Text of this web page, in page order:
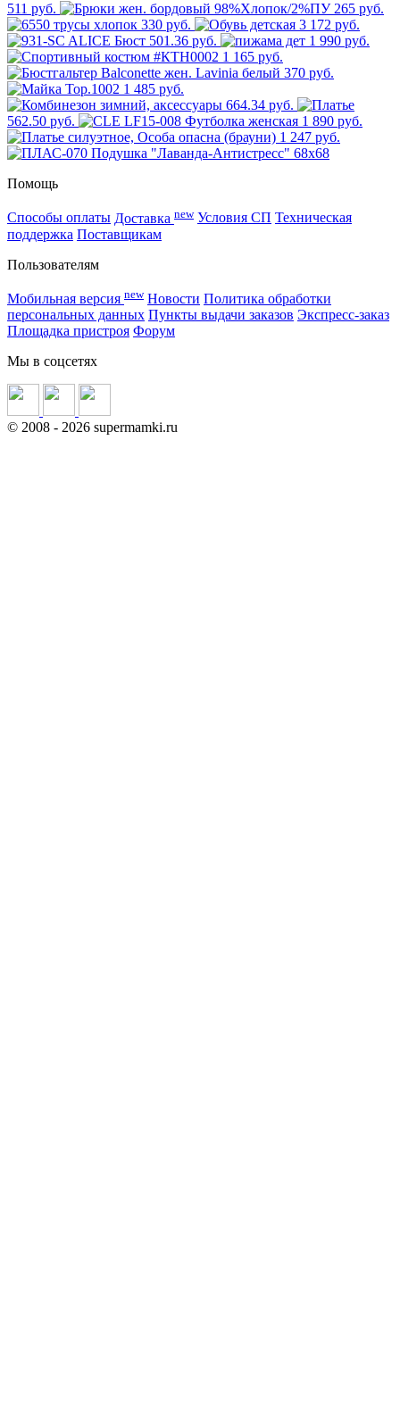
511 руб.
265 руб.
330 руб.
3 172 руб.
501.36 руб.
1 990 руб.
1 165 руб.
370 руб.
1 485 руб.
664.34 руб.
562.50 руб.
1 890 руб.
1 247 руб.
Помощь
Способы оплаты Доставка new Условия СП Техническая
поддержка Поставщикам
Пользователям
Мобильная версия new Новости Политика обработки
персональных данных Пункты выдачи заказов Экспресс-заказ
Площадка пристроя Форум
Мы в соцсетях
© 2008 - 2026 supermamki.ru